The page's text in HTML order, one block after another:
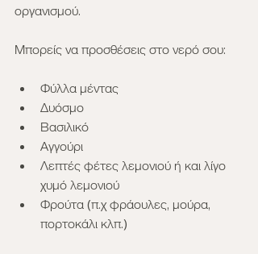
οργανισμού.
Μπορείς να προσθέσεις στο νερό σου:
Φύλλα μέντας
Δυόσμο
Βασιλικό
Αγγούρι
Λεπτές φέτες λεμονιού ή και λίγο
χυμό λεμονιού
Φρούτα (π.χ φράουλες, μούρα,
πορτοκάλι κλπ.)